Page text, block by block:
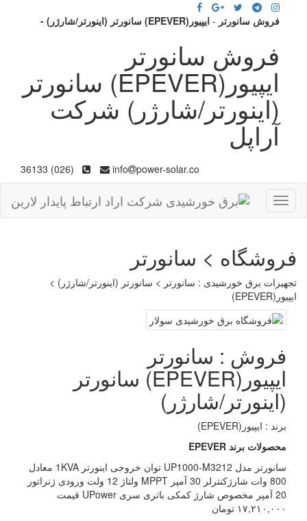
فروش سانورتر - ایپیور(EPEVER) سانورتر (اینورتر/شارژر) -
فروش سانورتر
ایپیور(EPEVER) سانورتر
(اینورتر/شارژر) شرکت
آراپل
info power-solar.co
(026) 36133
Toggle
navigation
فروشگاه > سانورتر
تجهیزات برق خورشیدی : سانورتر > سانورتر (اینورتر/شارژر) >
ایپیور(EPEVER)
فروش : سانورتر
ایپیور(EPEVER) سانورتر
(اینورتر/شارژر)
برند : ایپیور(EPEVER)
محصولات برند EPEVER
سانورتر مدل UP1000-M3212 توان خروجی اینورتر 1KVA معادل
800 وات شارژکنترلر 30 آمپر MPPT ولتاژ 12 ولت ورودی ژنراتور
20 آمپر مخصوص شارژ کمکی باتری سری UPower قیمت
۱۷,۲۱۰,۰۰۰ تومان